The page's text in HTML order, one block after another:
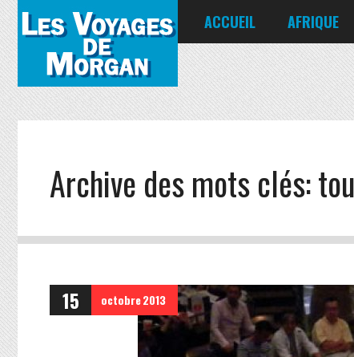
ACCUEIL AFRIQUE
Égypte
Kenya
Archive des mots clés:
15 octobre2013